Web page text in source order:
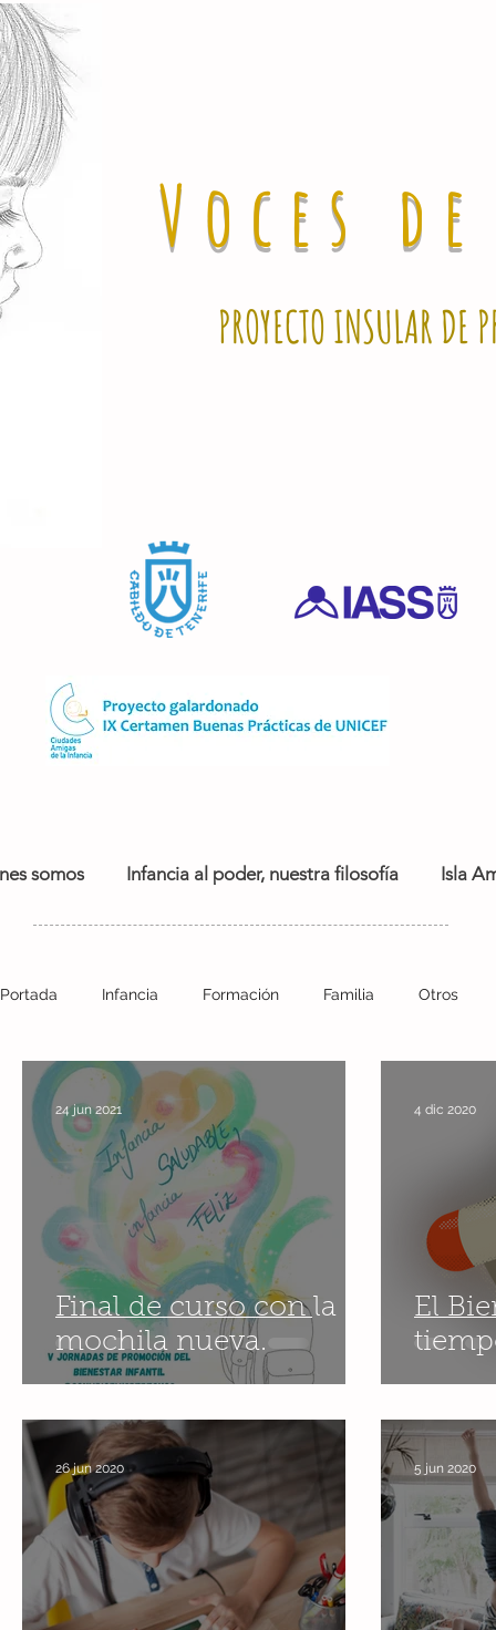
Voces
PROYECTO INSULAR
somos Infancia al poder, nuestra filosofía Isla
Portada Infancia Formación Familia Otros
Fotografía crisis covid 19
Miedo Educación
Juego Conciliación Teletrabajo Desescalada
día de la paz Verano paz
Final de curso con la
mochila nueva.
24 jun 2021
El
4 dic 2020
26 jun 2020 5 jun 2020